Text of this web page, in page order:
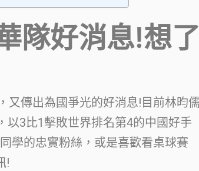
隊好消息!想
又傳出為國爭光的好消息!目前林昀
以3比1擊敗世界排名第4的中國好手
學的忠實粉絲，或是喜歡看桌球賽
!